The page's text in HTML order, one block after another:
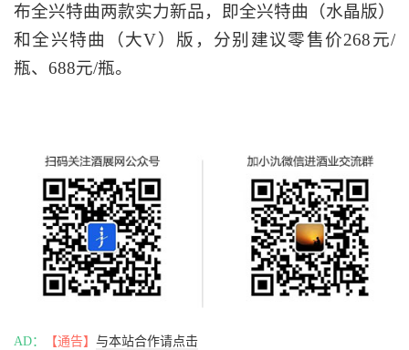
布全兴特曲两款实力新品，即全兴特曲（水晶版）
和全兴特曲（大V）版，分别建议零售价268元/
瓶、688元/瓶。
AD： 【通告】 与本站合作请点击